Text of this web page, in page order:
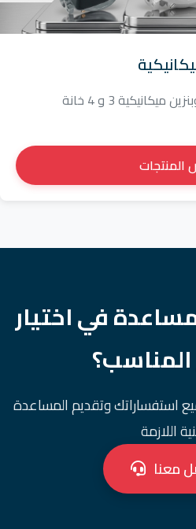
عدادات قياس تدفق سولار وبنزين ميكانيكية 3 و 4 خانة
المنتجات
في اختيار
المناسب؟
استفساراتك وتقديم المساعدة
اللازمة
معنا